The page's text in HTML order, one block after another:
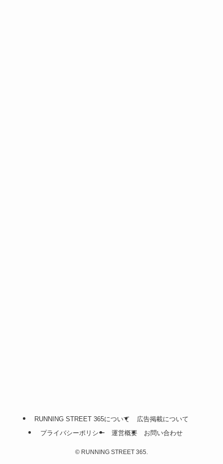
RUNNING STREET 365について
広告掲載について
プライバシーポリシー
運営概要 お問い合わせ
© RUNNING STREET 365.